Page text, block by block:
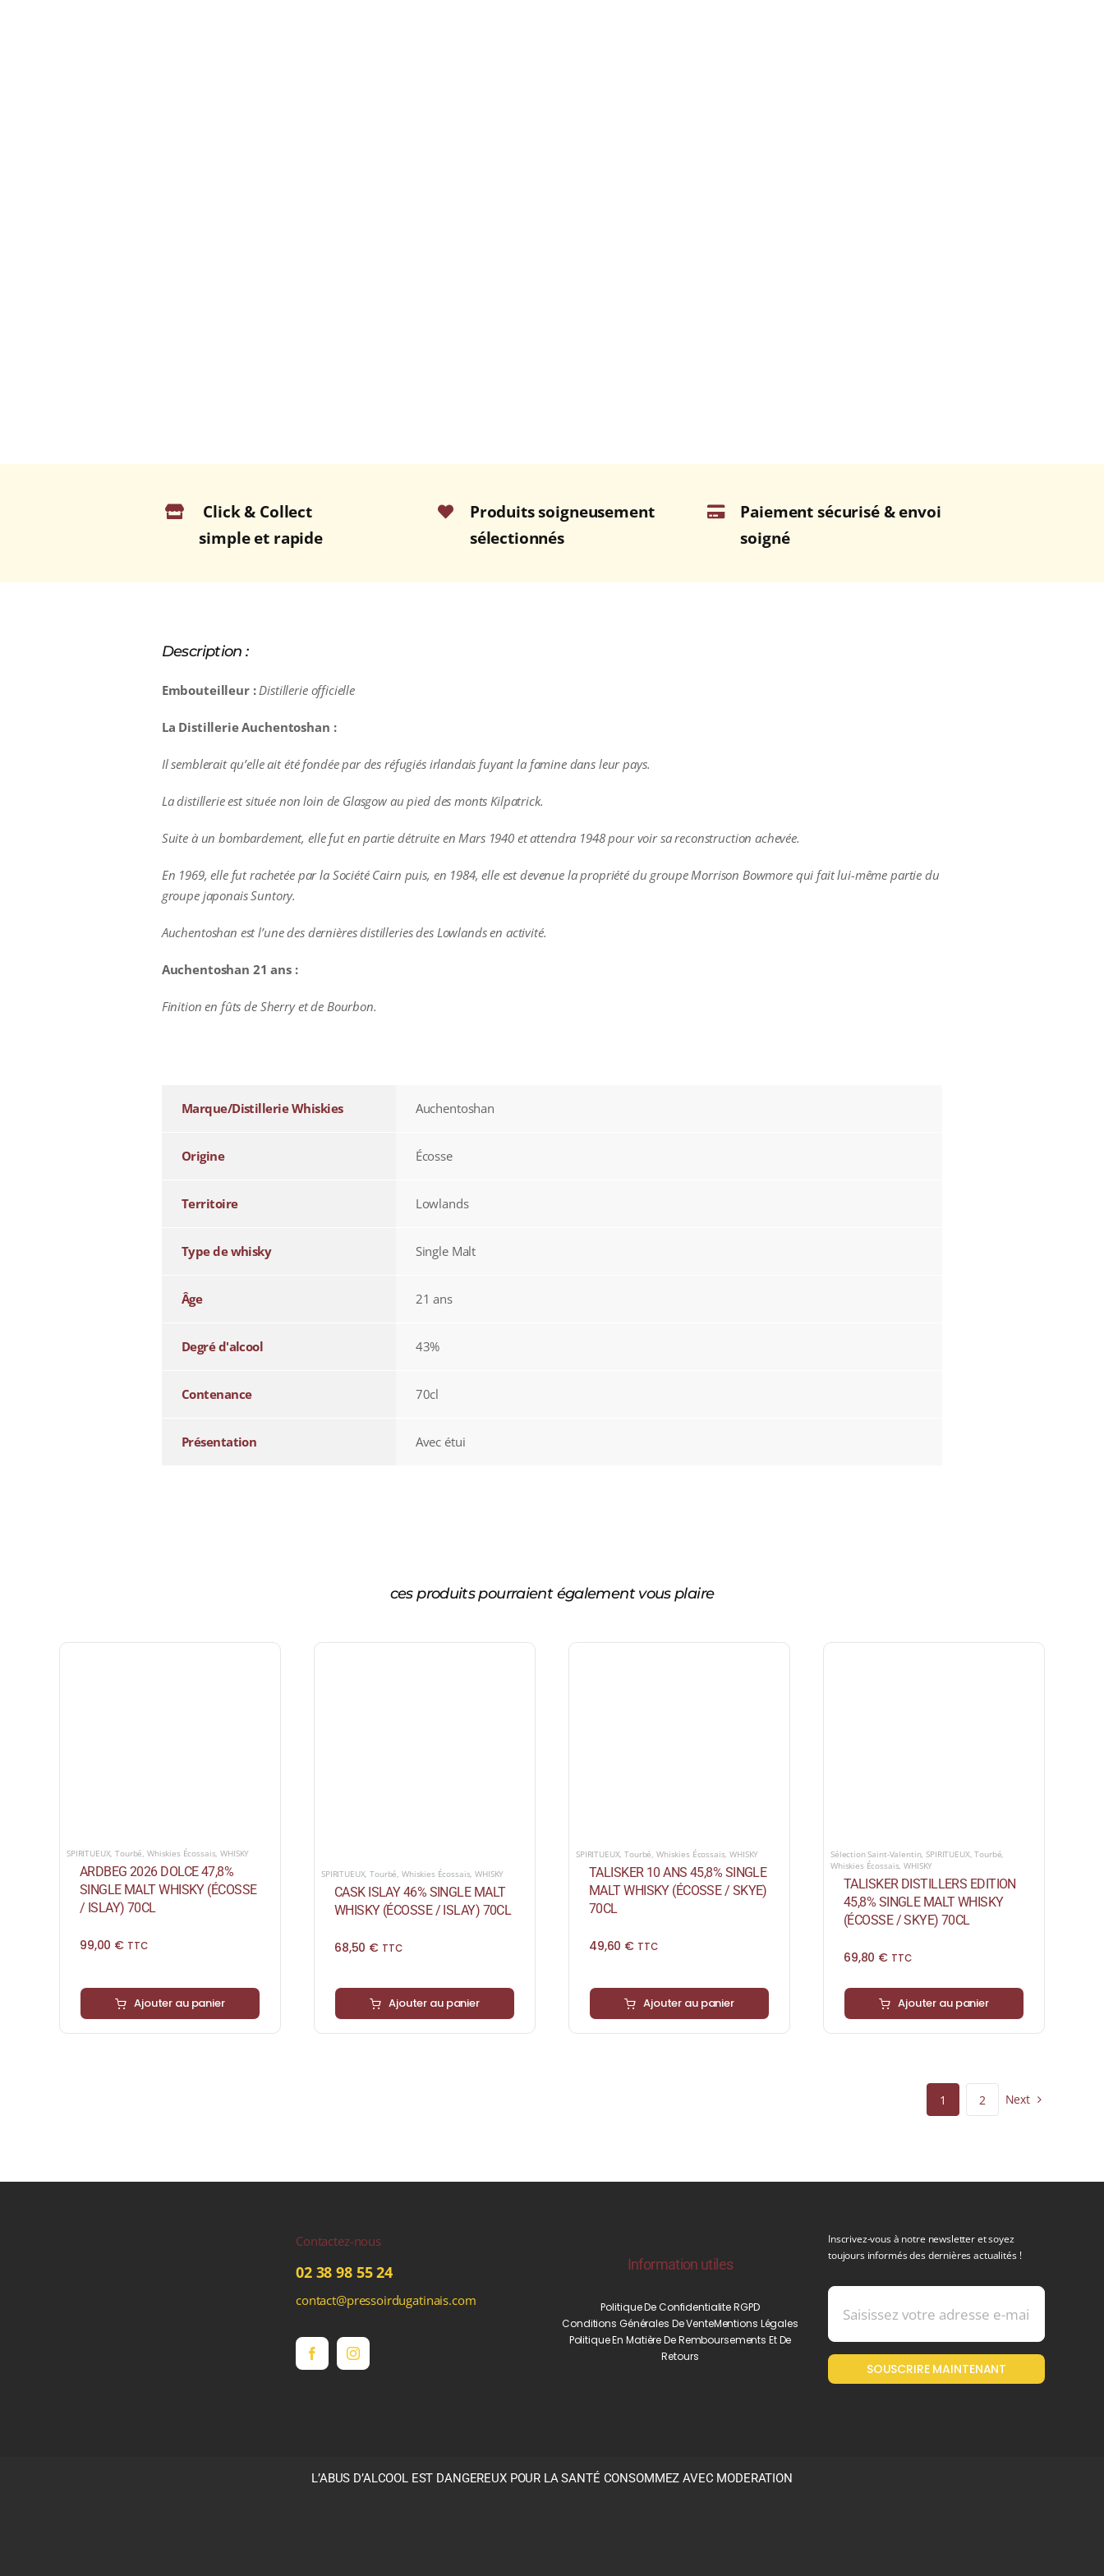
Click & Collect
simple et rapide
Produits soigneusement
sélectionnés
Paiement sécurisé & envoi
soigné
Description :
Embouteilleur :Distillerie officielle
La Distillerie Auchentoshan :
Il semblerait qu’elle ait été fondée par des réfugiés irlandais fuyant la famine dans leur pays.
La distillerie est située non loin de Glasgow au pied des monts Kilpatrick.
Suite à un bombardement, elle fut en partie détruite en Mars 1940 et attendra 1948 pour voir sa reconstruction achevée.
En 1969, elle fut rachetée par la Société Cairn puis, en 1984, elle est devenue la propriété du groupe Morrison Bowmore qui fait lui-même partie du
groupe japonais Suntory.
Auchentoshan est l’une des dernières distilleries des Lowlands en activité.
Auchentoshan 21 ans :
Finition en fûts de Sherry et de Bourbon.
Marque/Distillerie Whiskies Auchentoshan
Origine Écosse
Territoire Lowlands
Type de whisky Single Malt
Âge 21 ans
Degré d'alcool 43%
Contenance 70cl
Présentation Avec étui
ces produits pourraient également vous plaire
SPIRITUEUX,Tourbé, Whiskies Écossais,WHISKY
ARDBEG 2026 DOLCE 47,8%
SINGLE MALT WHISKY (ÉCOSSE
/ ISLAY) 70CL
99,00 € TTC
Ajouter au panier
SPIRITUEUX,Tourbé, Whiskies Écossais,WHISKY
CASK ISLAY 46% SINGLE MALT
WHISKY (ÉCOSSE / ISLAY) 70CL
68,50 € TTC
Ajouter au panier
SPIRITUEUX ,Tourbé Whiskies Écossais ,WHISKY
TALISKER 10 ANS 45,8% SINGLE
MALT WHISKY (ÉCOSSE / SKYE)
70CL
49,60 € TTC
Ajouter au panier
Sélection Saint-Valentin,SPIRITUEUX,Tourbé,
Whiskies Écossais,WHISKY
TALISKER DISTILLERS EDITION
45,8% SINGLE MALT WHISKY
(ÉCOSSE / SKYE) 70CL
69,80 € TTC
Ajouter au panier
1 2 Next
Contactez-nous
02 38 98 55 24
contact@pressoirdugatinais.com
Information utiles
Politique De Confidentialite RGPD
Conditions Générales De VenteMentions Légales
Politique En Matière De Remboursements Et De
Retours
Inscrivez-vous à notre newsletter et soyez
toujours informés des dernières actualités !
SOUSCRIRE MAINTENANT
L’ABUS D’ALCOOL EST DANGEREUX POUR LA SANTÉ CONSOMMEZ AVEC MODERATION